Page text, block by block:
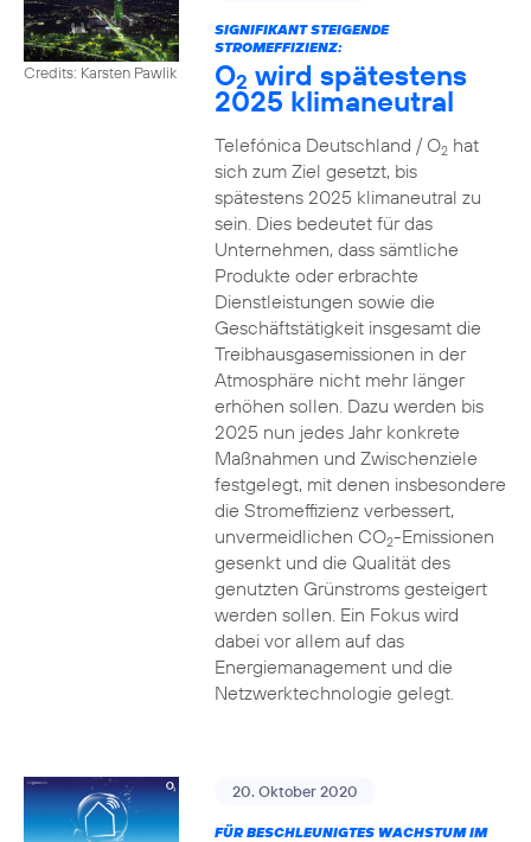
Credits: Karsten Pawlik
SIGNIFIKANT STEIGENDE
STROMEFFIZIENZ:
O2 wird spätestens
2025 klimaneutral
Telefónica Deutschland / O2hat
sich zum Ziel gesetzt, bis
spätestens 2025 klimaneutral zu
sein. Dies bedeutet für das
Unternehmen, dass sämtliche
Produkte oder erbrachte
Dienstleistungen sowie die
Geschäftstätigkeit insgesamt die
Treibhausgasemissionen in der
Atmosphäre nicht mehr länger
erhöhen sollen. Dazu werden bis
2025 nun jedes Jahr konkrete
Maßnahmen und Zwischenziele
festgelegt, mit denen insbesondere
die Stromeffizienz verbessert,
unvermeidlichen CO2-Emissionen
gesenkt und die Qualität des
genutzten Grünstroms gesteigert
werden sollen. Ein Fokus wird
dabei vor allem auf das
Energiemanagement und die
Netzwerktechnologie gelegt.
20. Oktober 2020
FÜR BESCHLEUNIGTES WACHSTUM IM